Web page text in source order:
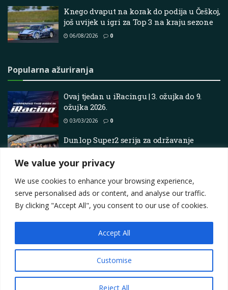
We value your privacy
We use cookies to enhance your browsing experience,
serve personalised ads or content, and analyse our traffic.
By clicking "Accept All", you consent to our use of cookies.
Customise
Reject All
Accept All
Knego dvaput na korak do podija u Češkoj,
još uvijek u igri za Top 3 na kraju sezone
06/08/2026 0
Popularna ažuriranja
Ovaj tjedan u iRacingu | 3. ožujka do 9.
ožujka 2026.
03/03/2026 0
Dunlop Super2 serija za održavanje
povijesnog trenutka na Tasmania Super
440
Contact
Privacy Policy
Terms Marketing i oglašavanje